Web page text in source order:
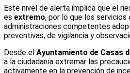
Este nivel de alerta implica que el
es extremo, por lo que los servicios
administraciones competentes
preventivas, de vigilancia y
Desde el Ayuntamiento de Casas
a la ciudadanía extremar las
activamente en la prevención de